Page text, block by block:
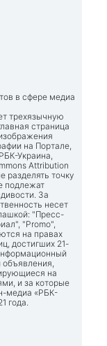
в сфере медиа
трехязычную
страница
на Портале,
Украина,
Attribution
разделять точку
подлежат
За
несет
"Пресс-
"Promo",
на правах
достигших 21-
на
и за которые
медиа «РБК-
года.